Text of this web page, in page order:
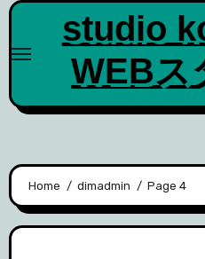
Skip
content
studio
WEBス
Home dimadmin Page 4